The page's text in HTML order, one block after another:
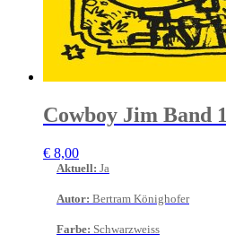
Cowboy Jim Band 1
€ 8,00
Aktuell: Ja
Autor: Bertram Könighofer
Farbe: Schwarzweiss